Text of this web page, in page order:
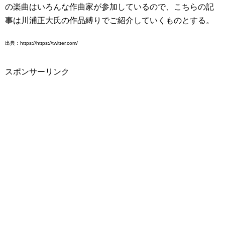
の楽曲はいろんな作曲家が参加しているので、こちらの記
事は川浦正大氏の作品縛りでご紹介していくものとする。
出典：https://https://twitter.com/
スポンサーリンク